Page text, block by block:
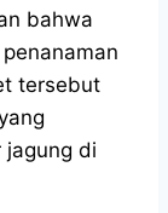
bahwa
tersebut
jagung di